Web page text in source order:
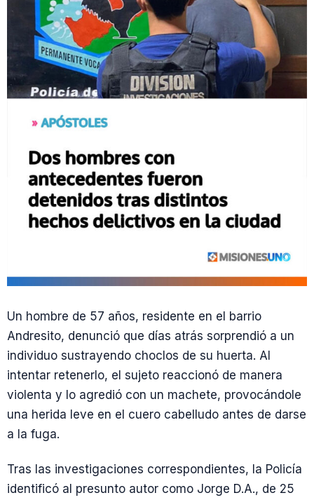
Un hombre de 57 años, residente en el barrio
Andresito, denunció que días atrás sorprendió a un
individuo sustrayendo choclos de su huerta. Al
intentar retenerlo, el sujeto reaccionó de manera
violenta y lo agredió con un machete, provocándole
una herida leve en el cuero cabelludo antes de darse
a la fuga.
Tras las investigaciones correspondientes, la Policía
identificó al presunto autor como Jorge D.A., de 25